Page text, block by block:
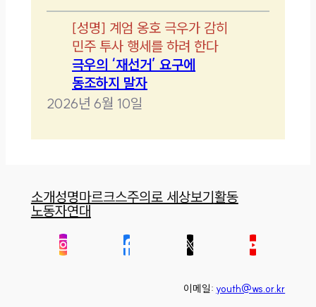
[성명] 계엄 옹호 극우가 감히
민주 투사 행세를 하려 한다
극우의 ‘재선거’ 요구에
동조하지 말자
2026년 6월 10일
소개성명마르크스주의로 세상보기활동
노동자연대
이메일: youth@ws.or.kr